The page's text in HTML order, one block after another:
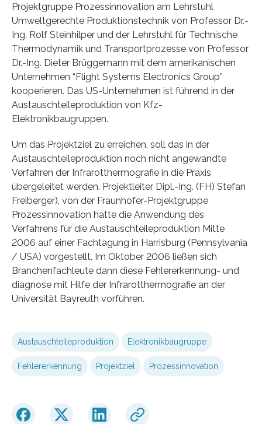
Projektgruppe Prozessinnovation am Lehrstuhl
Umweltgerechte Produktionstechnik von Professor Dr.-
Ing. Rolf Steinhilper und der Lehrstuhl für Technische
Thermodynamik und Transportprozesse von Professor
Dr.-Ing. Dieter Brüggemann mit dem amerikanischen
Unternehmen “Flight Systems Electronics Group”
kooperieren. Das US-Unternehmen ist führend in der
Austauschteileproduktion von Kfz-
Elektronikbaugruppen.
Um das Projektziel zu erreichen, soll das in der
Austauschteileproduktion noch nicht angewandte
Verfahren der Infrarotthermografie in die Praxis
übergeleitet werden. Projektleiter Dipl.-Ing. (FH) Stefan
Freiberger), von der Fraunhofer-Projektgruppe
Prozessinnovation hatte die Anwendung des
Verfahrens für die Austauschteileproduktion Mitte
2006 auf einer Fachtagung in Harrisburg (Pennsylvania
/ USA) vorgestellt. Im Oktober 2006 ließen sich
Branchenfachleute dann diese Fehlererkennung- und
diagnose mit Hilfe der Infrarotthermografie an der
Universität Bayreuth vorführen.
Austauschteileproduktion Elektronikbaugruppe
Fehlererkennung Projektziel Prozessinnovation